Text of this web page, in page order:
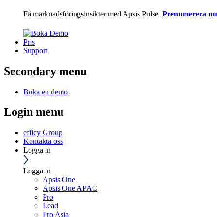
Få marknadsföringsinsikter med Apsis Pulse. Prenumerera
Pris
Support
Secondary menu
Boka en demo
Login menu
efficy Group
Kontakta oss
Logga in
Logga in
Apsis One
Apsis One APAC
Pro
Lead
Pro Asia